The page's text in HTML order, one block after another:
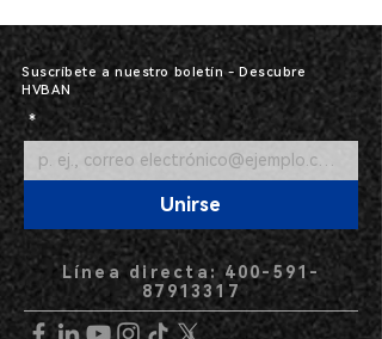
Suscríbete a nuestro boletín - Descubre
HVBAN
*
Unirse
Línea directa: 400-591-
87913317